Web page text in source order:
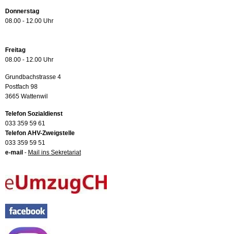
Donnerstag
08.00 - 12.00 Uhr
Freitag
08.00 - 12.00 Uhr
Grundbachstrasse 4
Postfach 98
3665 Wattenwil
Telefon Sozialdienst
033 359 59 61
Telefon AHV-Zweigstelle
033 359 59 51
e-mail - Mail ins Sekretariat